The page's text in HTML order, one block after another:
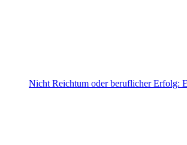
Nicht Reichtum oder beruflicher Erfolg: